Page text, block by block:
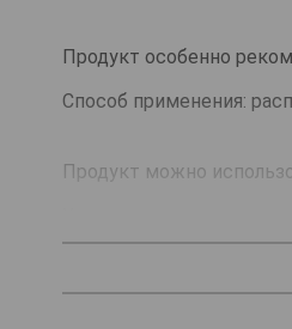
Продукт особенно
Способ применения:
Продукт можно
Хорошо встряхнуть
Страна производитель: